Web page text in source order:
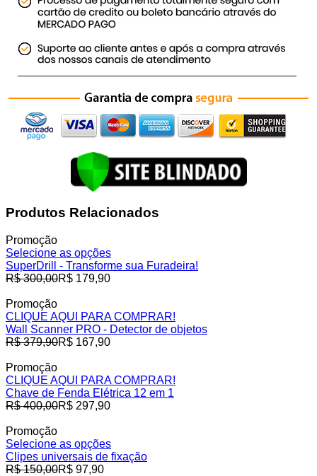
Produtos Relacionados
Promoção
Selecione as opções
SuperDrill - Transforme sua Furadeira!
Preço
R$ 300,00R$ 179,90
Promoção
CLIQUE AQUI PARA COMPRAR!
Wall Scanner PRO - Detector de objetos
Preço
R$ 379,90R$ 167,90
Promoção
CLIQUE AQUI PARA COMPRAR!
Chave de Fenda Elétrica 12 em 1
Preço
R$ 400,00R$ 297,90
Promoção
Selecione as opções
Clipes universais de fixação
Preço
R$ 150,00R$ 97,90